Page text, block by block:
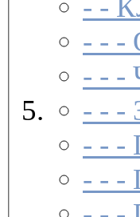
- -
- - -
- - -
- - -
- - -
- - -